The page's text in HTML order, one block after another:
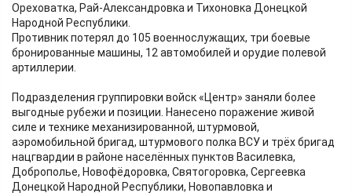
Ореховатка, Рай-Александровка и Тихоновка Донецкой
Народной Республики.
Противник потерял до 105 военнослужащих, три боевые
бронированные машины, 12 автомобилей и орудие полевой
артиллерии.
Подразделения группировки войск «Центр» заняли более
выгодные рубежи и позиции. Нанесено поражение живой
силе и технике механизированной, штурмовой,
аэромобильной бригад, штурмового полка ВСУ и трёх бригад
нацгвардии в районе населённых пунктов Василевка,
Доброполье, Новофёдоровка, Святогоровка, Сергеевка
Донецкой Народной Республики, Новопавловка и